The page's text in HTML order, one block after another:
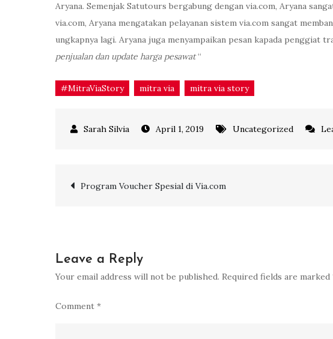
Aryana. Semenjak Satutours bergabung dengan via.com, Aryana
via.com, Aryana mengatakan pelayanan sistem via.com sangat
ungkapnya lagi. Aryana juga menyampaikan pesan kapada penggiat
penjualan dan update harga pesawat“
#MitraViaStory mitra via mitra via story
April 1, 2019 Uncategorized
Post
Program Voucher Spesial di Via.com
Leave a Reply
Your email address will not be published. Required fields are marked
Comment *